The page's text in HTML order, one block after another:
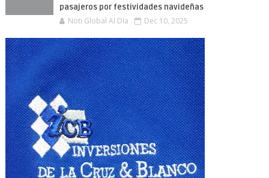
pasajeros por festividades navideñas
Noti Global Al Día Dec 10, 2025